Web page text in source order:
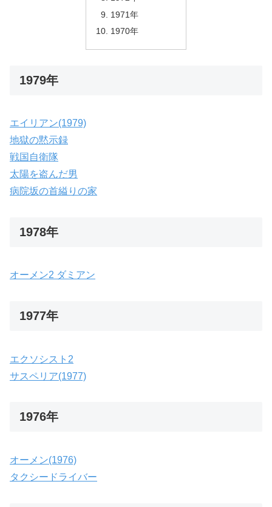
1971年
1970年
1979年
エイリアン(1979)
地獄の黙示録
戦国自衛隊
太陽を盗んだ男
病院坂の首縊りの家
1978年
オーメン2 ダミアン
1977年
エクソシスト2
サスペリア(1977)
1976年
オーメン(1976)
タクシードライバー